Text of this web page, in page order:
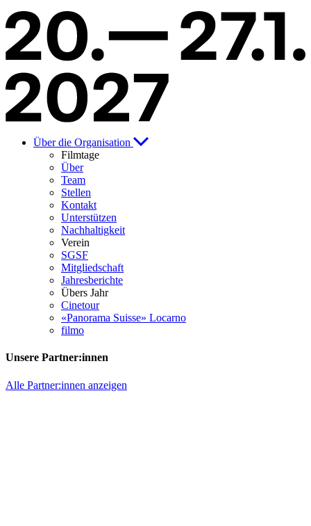
Über die Organisation
Filmtage
Über
Team
Stellen
Kontakt
Unterstützen
Nachhaltigkeit
Verein
SGSF
Mitgliedschaft
Jahresberichte
Übers Jahr
Cinetour
«Panorama Suisse» Locarno
filmo
Unsere Partner:innen
Alle Partner:innen anzeigen